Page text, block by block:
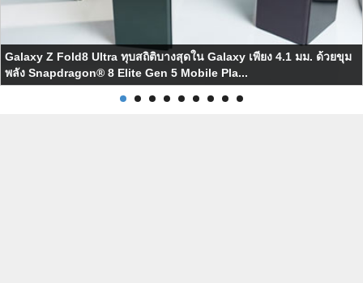
Galaxy Z Fold8 Ultra ทุบสถิติบางสุดใน Galaxy เพียง 4.1 มม. ด้วยขุม
พลัง Snapdragon® 8 Elite Gen 5 Mobile Pla...